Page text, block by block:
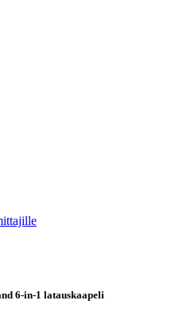
6-in-1 latauskaapeli